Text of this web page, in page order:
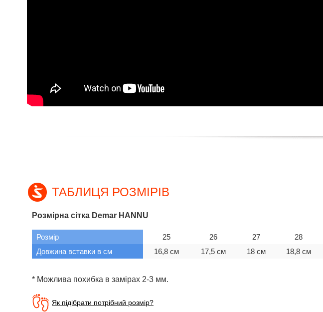
ТАБЛИЦЯ РОЗМІРІВ
Розмірна сітка Demar HANNU
Розмір 25 26 27 28
Довжина вставки в см
16,8 см 17,5 см 18 см 18,8 см
* Можлива похибка в замірах 2-3 мм.
Як підібрати потрібний розмір?